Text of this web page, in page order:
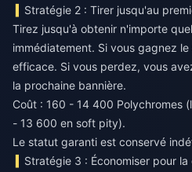
Stratégie 2 : Tirer jusqu'au
Tirez jusqu'à obtenir n'importe
immédiatement. Si vous gagnez
efficace. Si vous perdez, vous
la prochaine bannière.
Coût : 160 - 14 400 Polychromes
- 13 600 en soft pity).
Le statut garanti est conservé
Stratégie 3 : Économiser pour